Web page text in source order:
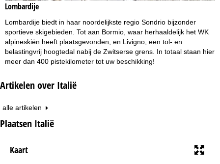
Lombardije
Lombardije biedt in haar noordelijkste regio Sondrio bijzonder
sportieve skigebieden. Tot aan Bormio, waar herhaaldelijk het WK
alpineskiën heeft plaatsgevonden, en Livigno, een tol- en
belastingvrij hoogtedal nabij de Zwitserse grens. In totaal staan hier
meer dan 400 pistekilometer tot uw beschikking!
Artikelen over Italië
alle artikelen
Plaatsen Italië
Kaart